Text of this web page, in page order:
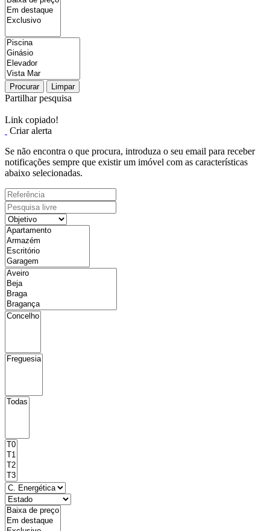
Procurar Limpar
Partilhar pesquisa
Link copiado!
Criar alerta
Se não encontra o que procura, introduza o seu email para receber
notificações sempre que existir um imóvel com as características
abaixo selecionadas.